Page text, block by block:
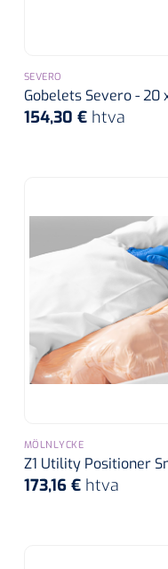
SEVERO
Gobelets Severo - 20
154,30 € htva
MÖLNLYCKE
Z1 Utility Positioner
173,16 € htva